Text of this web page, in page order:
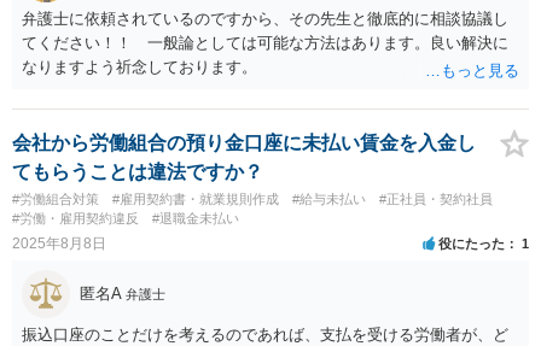
す。 退職金や補償がないとなりますと代償措置がないとして、競業避
止義務条項の有効性を否定する要素となります。 書類の競業避止義務
条項の有効性については、具体的かつ詳細な事実関係の検討が必要に
なるため回答いたしかねますので、お近くの弁護士や労働法に精通し
た弁護士にご相談いただいたほうがよいと存じます。 仮に、競業避止
義務条項が無効と判断される場合には、退職後に競業する事業を営ん
でいることに対して訴訟をされた場合であっても、競業避止義務違反
として責任を負わないと判断されるものと考えられます。
弁護士に依頼されているのですから、その先生と徹底的に相談協議し
てください！！ 一般論としては可能な方法はあります。良い解決に
なりますよう祈念しております。
会社から労働組合の預り金口座に未払い賃金を入金し
てもらうことは違法ですか？
#労働組合対策 #雇用契約書・就業規則作成 #給与未払い
#正社員・契約社員
#労働・雇用契約違反
#退職金未払い
2025年8月8日 役にたった 1
匿名A 弁護士
振込口座のことだけを考えるのであれば、支払を受ける労働者が、ど